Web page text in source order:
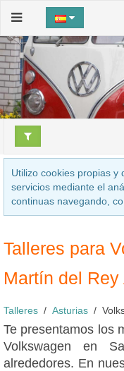
Utilizo cookies propias y
servicios mediante el
continuas navegando,
Talleres para
Martín del Rey
Talleres Asturias
Te presentamos los
Volkswagen en
alrededores. En